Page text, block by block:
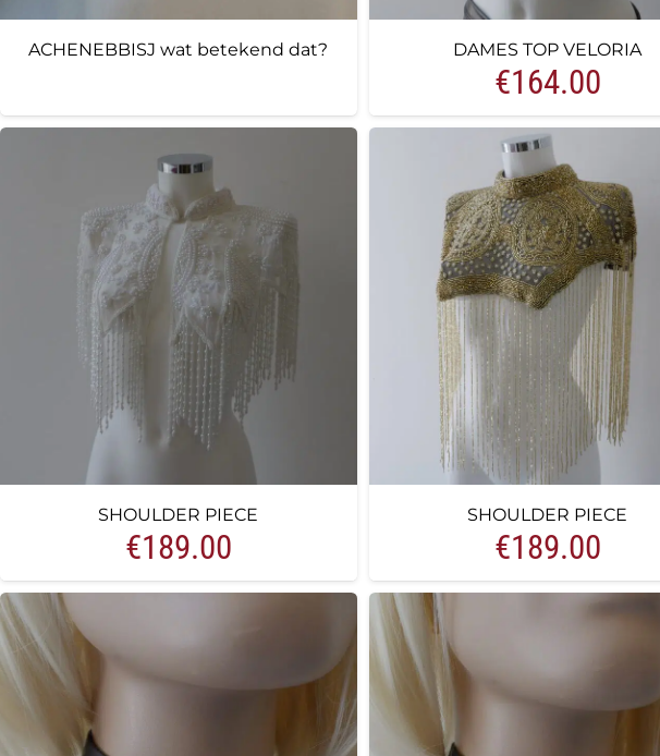
ACHENEBBISJ wat betekend dat? DAMES TOP VELORIA
€164.00
SHOULDER PIECE
€189.00
SHOULDER PIECE
€189.00